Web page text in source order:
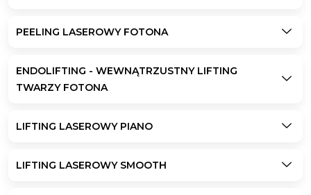
PEELING LASEROWY FOTONA
ENDOLIFTING - WEWNĄTRZUSTNY LIFTING
TWARZY FOTONA
LIFTING LASEROWY PIANO
LIFTING LASEROWY SMOOTH